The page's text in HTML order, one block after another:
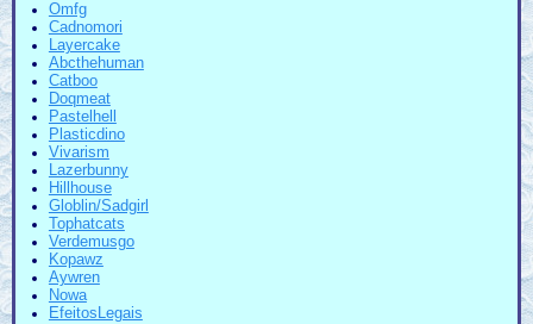
Omfg
Cadnomori
Layercake
Abcthehuman
Catboo
Doqmeat
Pastelhell
Plasticdino
Vivarism
Lazerbunny
Hillhouse
Globlin/Sadgirl
Tophatcats
Verdemusgo
Kopawz
Aywren
Nowa
EfeitosLegais